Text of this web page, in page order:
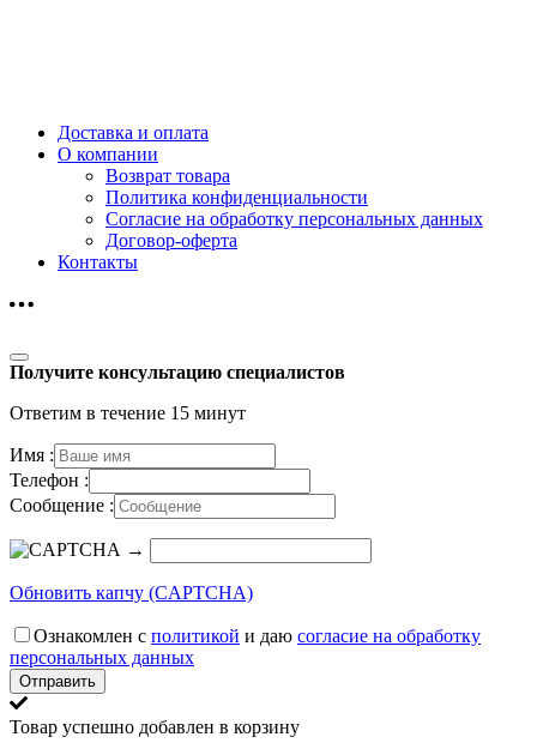
Доставка и оплата
О компании
Возврат товара
Политика конфиденциальности
Согласие на обработку персональных данных
Договор-оферта
Контакты
Получите консультацию специалистов
Ответим в течение 15 минут
Имя :
Телефон :
Сообщение :
→
Обновить капчу (CAPTCHA)
Ознакомлен с политикой и даю согласие на обработку
персональных данных
Товар успешно добавлен в корзину